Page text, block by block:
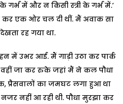
गर्भ में और न किसी स्त्री के गर्भ में.’
कर एक ओर चल दी थीं. मैं अवाक सा
रह गया था.
में उभर आई. मैं गाड़ी उठा कर पार्क
जा कर रुके जहां मैं ने कल पौधा
प्रैसवालों का जमघट लगा हुआ था
नहीं आ रही थी. पौधा मुरझा कर